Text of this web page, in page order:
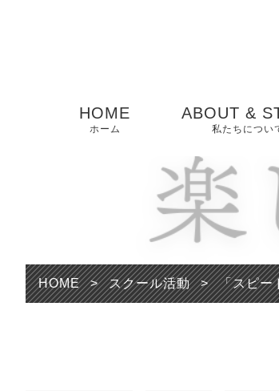
HOME
ホーム
ABOUT &
私たちについ
HOME > スクール活動 > 「スピー